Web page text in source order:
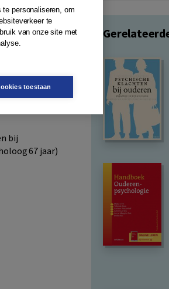
1
bij
67 jaar)
personaliseren, om
te
van onze site met
toestaan